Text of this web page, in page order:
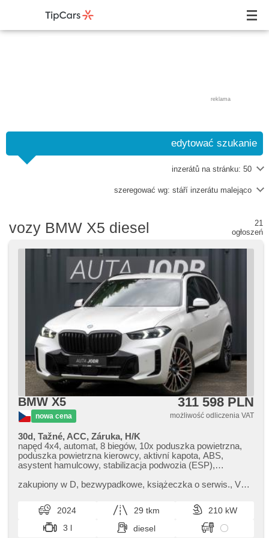
reklama
edytować szukanie
inzerátů na stránku: 50
szeregować wg: stáří inzerátu malejąco
vozy BMW X5 diesel
21
ogłoszeń
BMW X5
nowa cena
311 598 PLN
możliwość odliczenia VAT
30d, Tažné, ACC, Záruka, H/K
napęd 4x4, automat, 8 biegów, 10x poduszka powietrzna,
poduszka powietrzna kierowcy, aktivní kapota, ABS,
asystent hamulcowy, stabilizacja podwozia (ESP),
přívěsu (TSA), regulacja prędkośći podczas zjazdu, asistent
(SLIF), asystent pasa ruchu, asystent martwego pola,
asistent jízdy v koloně, asistent změny jízdního pruhu,
asistent jízdy v jízdním pruhu, sledování únavy řidiče,
automatyczny hamulec, regulacja natężenia podwozia,
zakupiony w D,​ bezwypadkowe,​ książeczka o serwis.,​ Vůz
servisní prohlídka s v...
2024 29 tkm
210 kW
3 l
diesel